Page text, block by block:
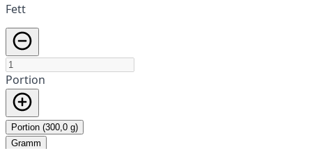
Fett
Portion
Portion (300,0 g)
Gramm